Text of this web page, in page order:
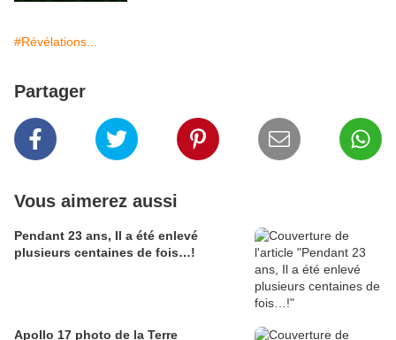
#Révélations...
Partager
Vous aimerez aussi
Pendant 23 ans, Il a été enlevé
plusieurs centaines de fois…!
Apollo 17 photo de la Terre